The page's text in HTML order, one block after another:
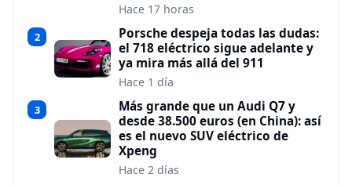
Hace 17 horas
2
Porsche despeja todas las dudas:
el 718 eléctrico sigue adelante y
ya mira más allá del 911
Hace 1 día
3
Más grande que un Audi Q7 y
desde 38.500 euros (en China): así
es el nuevo SUV eléctrico de
Xpeng
Hace 2 días